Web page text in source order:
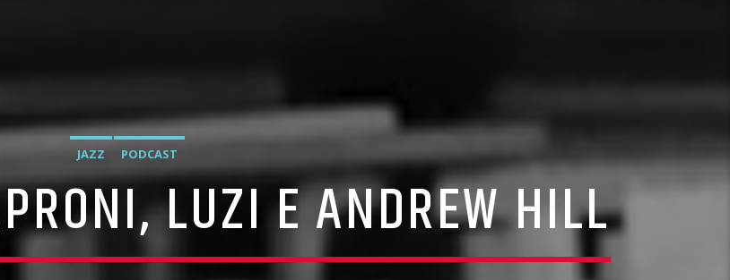
JAZZ PODCAST
LUZI E ANDREW HILL